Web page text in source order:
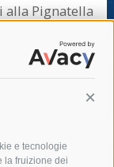
e tecnologie
la fruizione dei
alla Pignatella